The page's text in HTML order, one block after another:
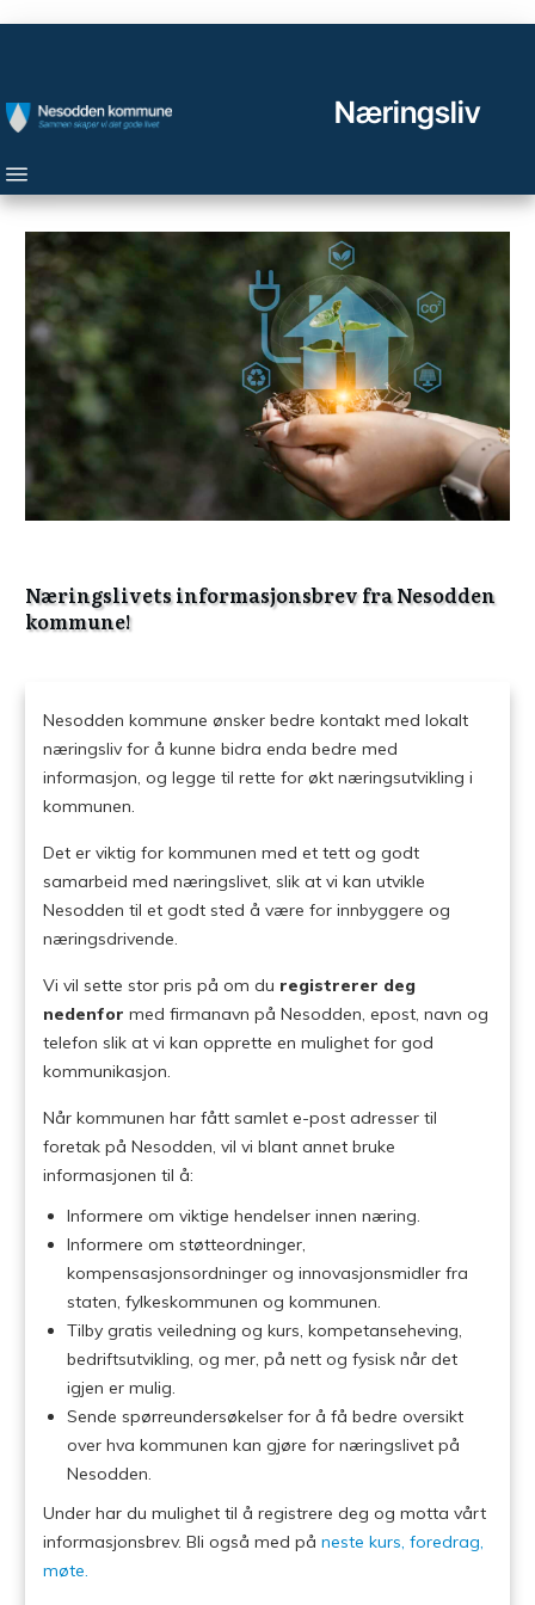
Næringsliv
Næringslivets informasjonsbrev fra Nesodden
kommune!
Nesodden kommune ønsker bedre kontakt med lokalt
næringsliv for å kunne bidra enda bedre med
informasjon, og legge til rette for økt næringsutvikling i
kommunen.
Det er viktig for kommunen med et tett og godt
samarbeid med næringslivet, slik at vi kan utvikle
Nesodden til et godt sted å være for innbyggere og
næringsdrivende.
Vi vil sette stor pris på om du registrerer deg
nedenfor med firmanavn på Nesodden, epost, navn og
telefon slik at vi kan opprette en mulighet for god
kommunikasjon.
Når kommunen har fått samlet e-post adresser til
foretak på Nesodden, vil vi blant annet bruke
informasjonen til å:
Informere om viktige hendelser innen næring.
Informere om støtteordninger,
kompensasjonsordninger og innovasjonsmidler fra
staten, fylkeskommunen og kommunen.
Tilby gratis veiledning og kurs, kompetanseheving,
bedriftsutvikling, og mer, på nett og fysisk når det
igjen er mulig.
Sende spørreundersøkelser for å få bedre oversikt
over hva kommunen kan gjøre for næringslivet på
Nesodden.
Under har du mulighet til å registrere deg og motta vårt
informasjonsbrev. Bli også med på neste kurs, foredrag,
møte.